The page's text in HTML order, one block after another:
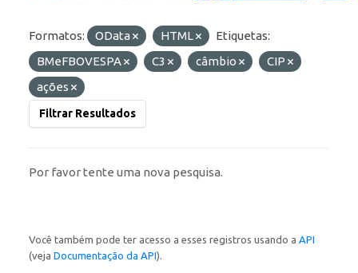
Formatos: OData HTML
Etiquetas:
BMeFBOVESPA
C3 câmbio
CIP
ações
Filtrar Resultados
Por favor tente uma nova pesquisa.
Você também pode ter acesso a esses registros usando a API
(veja Documentação da API).